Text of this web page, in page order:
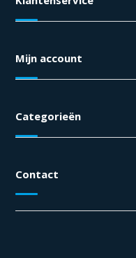
Mijn account
Categorieën
Contact